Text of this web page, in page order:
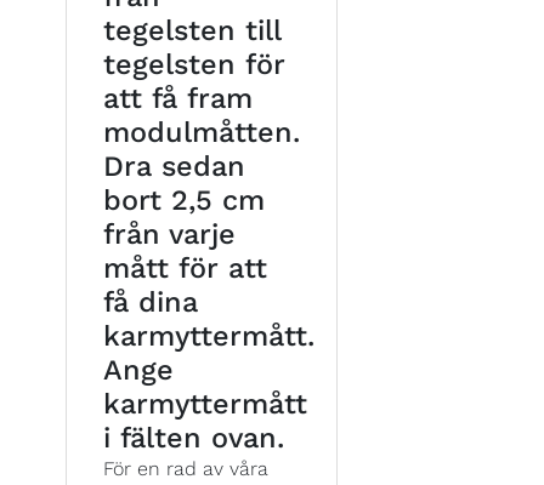
tegelsten till
tegelsten för
att få fram
modulmåtten.
Dra sedan
bort 2,5 cm
från varje
mått för att
få dina
karmyttermått.
Ange
karmyttermått
i fälten ovan.
För en rad av våra